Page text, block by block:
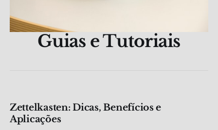
Guias e Tutoriais
Zettelkasten: Dicas, Benefícios e
Aplicações